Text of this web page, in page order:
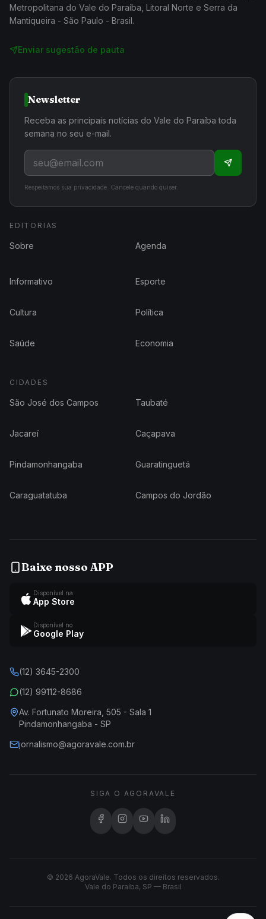
Metropolitana do Vale do Paraíba, Litoral Norte e Serra da
Mantiqueira - São Paulo - Brasil.
Enviar sugestão de pauta
Newsletter
Receba as principais notícias do Vale do Paraíba toda
semana no seu e-mail.
Respeitamos sua privacidade. Cancele quando quiser.
EDITORIAS
Sobre Agenda
Informativo Esporte
Cultura Política
Saúde Economia
CIDADES
São José dos Campos Taubaté
Jacareí Caçapava
Pindamonhangaba Guaratinguetá
Caraguatatuba Campos do Jordão
Baixe nosso APP
Disponível na
App Store
Disponível no
Google Play
(12) 3645-2300
(12) 99112-8686
Av. Fortunato Moreira, 505 - Sala 1
Pindamonhangaba - SP
jornalismo@agoravale.com.br
SIGA O AGORAVALE
© 2026 AgoraVale. Todos os direitos reservados.
Vale do Paraíba, SP — Brasil